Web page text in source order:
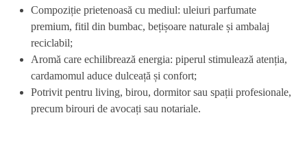
Compoziție prietenoasă cu mediul: uleiuri parfumate
premium, fitil din bumbac, bețișoare naturale și ambalaj
reciclabil;
Aromă care echilibrează energia: piperul stimulează atenția,
cardamomul aduce dulceață și confort;
Potrivit pentru living, birou, dormitor sau spații profesionale,
precum birouri de avocați sau notariale.